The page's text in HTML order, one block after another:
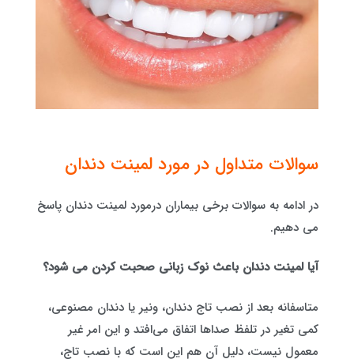
سوالات متداول در مورد لمینت دندان
در ادامه به سوالات برخی بیماران درمورد لمینت دندان پاسخ
می دهیم.
آیا لمینت دندان باعث نوک زبانی صحبت کردن می شود؟
متاسفانه بعد از نصب تاج دندان، ونیر یا دندان مصنوعی،
کمی تغیر در تلفظ صداها اتفاق می‌‌افتد و این امر غیر
معمول نیست، دلیل آن هم این است که با نصب تاج،